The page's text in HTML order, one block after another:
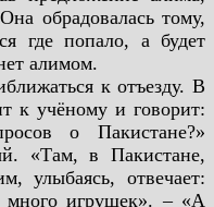
обрадовалась тому,
где попало, а будет
алимом.
к отъезду. В
к учёному и говорит:
о Пакистане?»
«Там, в Пакистане,
улыбаясь, отвечает:
много игрушек». – «А